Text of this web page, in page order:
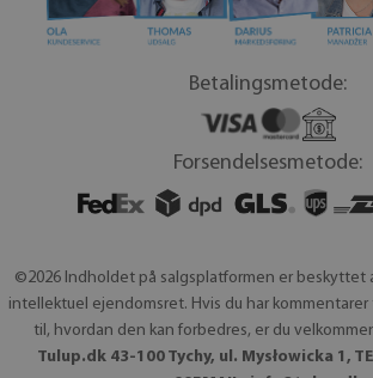
Betalingsmetode:
Forsendelsesmetode:
©2026 Indholdet på salgsplatformen er beskyttet
intellektuel ejendomsret. Hvis du har
til, hvordan den kan forbedres, er du
Tulup.dk 43-100 Tychy, ul. Mysłowicka 1,